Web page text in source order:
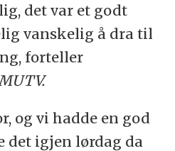
det var et godt
vanskelig å dra til
forteller
MUTV.
og vi hadde en god
igjen lørdag da